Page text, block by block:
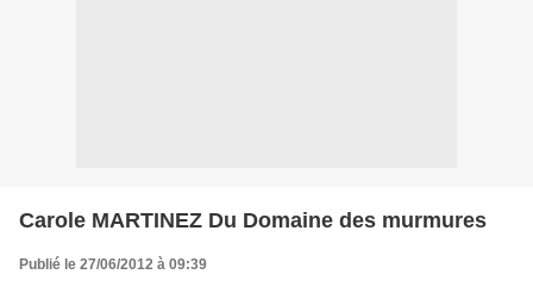
Carole MARTINEZ Du Domaine des murmures
Publié le 27/06/2012 à 09:39